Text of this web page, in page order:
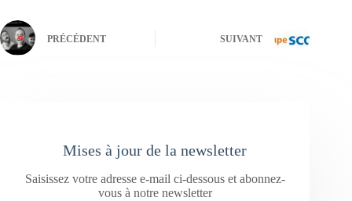
PRÉCÉDENT SUIVANT
Mises à jour de la newsletter
Saisissez votre adresse e-mail ci-dessous et abonnez-
vous à notre newsletter